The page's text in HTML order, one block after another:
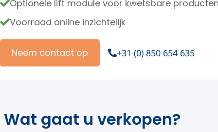
Optionele lift module voor kwetsbare
Voorraad online inzichtelijk
Neem contact op +31 (0) 850 654 635
Wat gaat u verkopen?